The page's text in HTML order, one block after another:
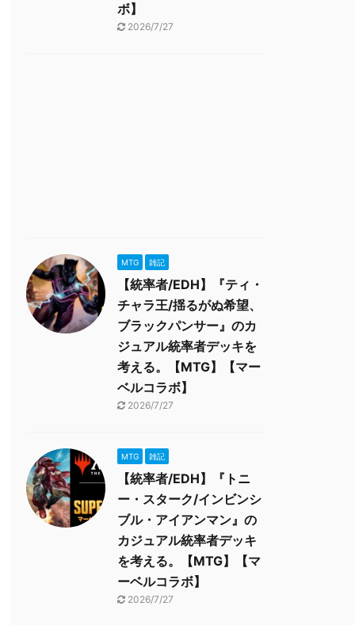
ボ】
2026/7/27
MTG 雑記
【統率者/EDH】『ティ・
チャラ王/揺るがぬ希望、
ブラックパンサー』のカ
ジュアル統率者デッキを
考える。【MTG】【マー
ベルコラボ】
2026/7/27
MTG 雑記
【統率者/EDH】『トニ
ー・スターク/インビンシ
ブル・アイアンマン』の
カジュアル統率者デッキ
を考える。【MTG】【マ
ーベルコラボ】
2026/7/27